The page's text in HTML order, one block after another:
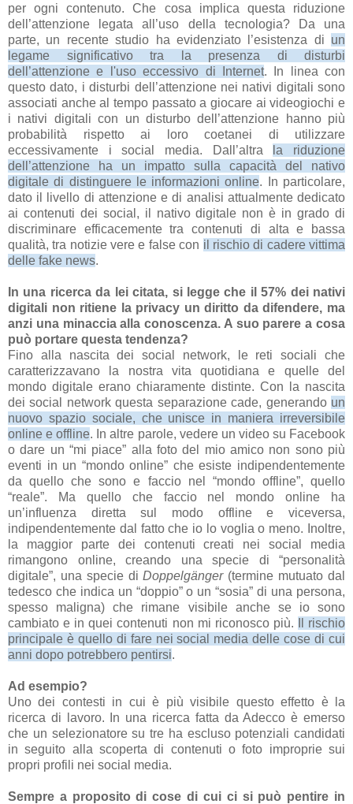
per ogni contenuto. Che cosa implica questa riduzione
dell’attenzione legata all’uso della tecnologia? Da una
parte, un recente studio ha evidenziato l’esistenza di un
legame significativo tra la presenza di disturbi
dell’attenzione e l'uso eccessivo di Internet. In linea con
questo dato, i disturbi dell’attenzione nei nativi digitali sono
associati anche al tempo passato a giocare ai videogiochi e
i nativi digitali con un disturbo dell’attenzione hanno più
probabilità rispetto ai loro coetanei di utilizzare
eccessivamente i social media. Dall’altra
la riduzione
dell’attenzione ha un impatto sulla capacità del nativo
digitale di distinguere le informazioni online. In particolare,
dato il livello di attenzione e di analisi attualmente dedicato
ai contenuti dei social, il nativo digitale non è in grado di
discriminare efficacemente tra contenuti di alta e bassa
qualità, tra notizie vere e false con il rischio di cadere vittima
delle fake news.
In una ricerca da lei citata, si legge che il 57% dei nativi
digitali non ritiene la privacy un diritto da difendere, ma
anzi una minaccia alla conoscenza. A suo parere a cosa
può portare questa tendenza?
Fino alla nascita dei social network, le reti sociali che
caratterizzavano la nostra vita quotidiana e quelle del
mondo digitale erano chiaramente distinte. Con la nascita
dei social network questa separazione cade, generando un
nuovo spazio sociale, che unisce in maniera irreversibile
online e offline. In altre parole, vedere un video su Facebook
o dare un “mi piace” alla foto del mio amico non sono più
eventi in un “mondo online” che esiste indipendentemente
da quello che sono e faccio nel “mondo offline”, quello
“reale”. Ma quello che faccio nel mondo online ha
un’influenza diretta sul modo offline e viceversa,
indipendentemente dal fatto che io lo voglia o meno. Inoltre,
la maggior parte dei contenuti creati nei social media
rimangono online, creando una specie di “personalità
digitale”, una specie diDoppelgänger(termine mutuato dal
tedesco che indica un “doppio” o un “sosia” di una persona,
spesso maligna) che rimane visibile anche se io sono
cambiato e in quei contenuti non mi riconosco più.
Il rischio
principale è quello di fare nei social media delle cose di cui
anni dopo potrebbero pentirsi.
Ad esempio?
Uno dei contesti in cui è più visibile questo effetto è la
ricerca di lavoro. In una ricerca fatta da Adecco è emerso
che un selezionatore su tre ha escluso potenziali candidati
in seguito alla scoperta di contenuti o foto improprie sui
propri profili nei social media.
Sempre a proposito di cose di cui ci si può pentire in